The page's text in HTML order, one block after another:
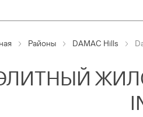
Районы DAMAC Hills
ЭЛИТНЫЙ